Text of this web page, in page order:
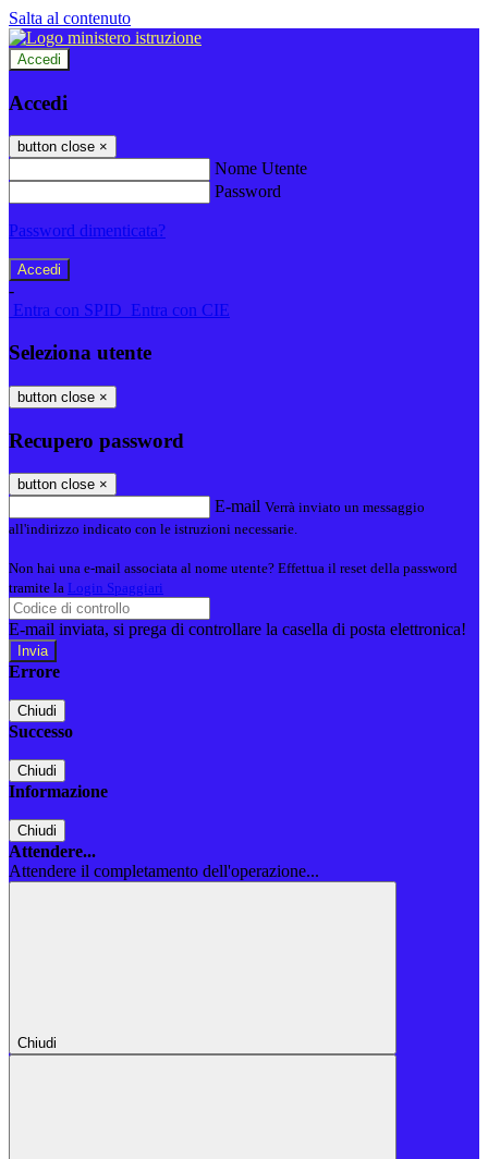
Salta al contenuto
Accedi
Accedi
button close ×
Nome Utente
Password
Password dimenticata?
-
Entra con SPID Entra con CIE
Seleziona utente
button close ×
Recupero password
button close ×
E-mail Verrà inviato un messaggio
all'indirizzo indicato con le istruzioni necessarie.
Non hai una e-mail associata al nome utente? Effettua il reset della password
tramite la Login Spaggiari
E-mail inviata, si prega di controllare la casella di posta elettronica!
Errore
Chiudi
Successo
Chiudi
Informazione
Chiudi
Attendere...
Attendere il completamento dell'operazione...
Chiudi